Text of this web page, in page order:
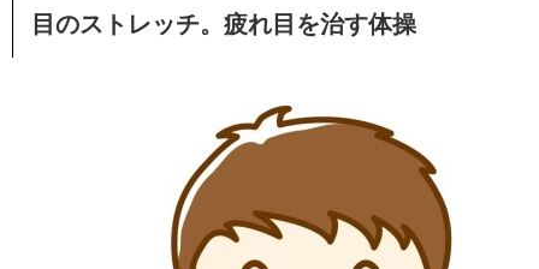
目のストレッチ。疲れ目を治す体操